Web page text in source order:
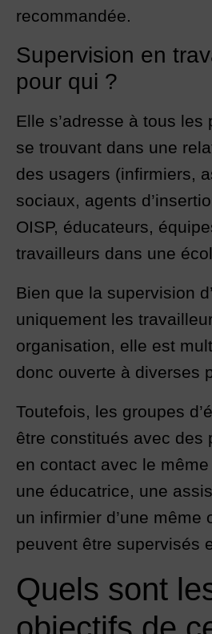
recommandée.
Supervision en
pour qui ?
Elle s’adresse à tous les
se trouvant dans une
des usagers (infirmiers,
sociaux, agents
OISP, éducateurs,
travailleurs dans une
Bien que la supervision
uniquement les
organisation, elle est
donc ouverte à diverses
Toutefois, les groupes
être constitués avec des
en contact avec le
une éducatrice, une
un infirmier d’une même
peuvent être supervisés
Quels sont